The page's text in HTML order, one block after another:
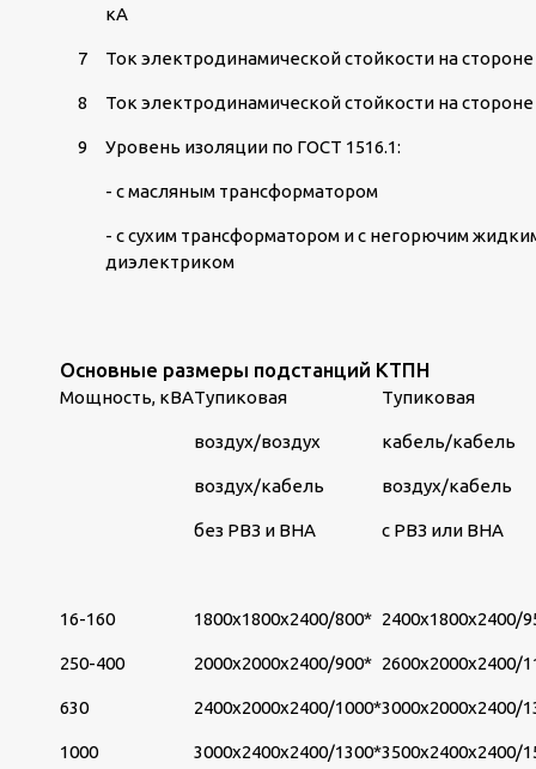
кА
7 Ток электродинамической стойкости на
8 Ток электродинамической стойкости на
9 Уровень изоляции по ГОСТ 1516.1:
- с масляным трансформатором
- с сухим трансформатором и с негорючим
диэлектриком
Основные размеры подстанций КТПН
Мощность, кВАТупиковая Тупиковая
воздух/воздух
воздух/кабель
без РВЗ и ВНА
кабель/кабель
воздух/кабель
с РВЗ или ВНА
16-160 1800х1800х2400/800* 2400х1800х2400/
250-400 2000х2000х2400/900* 2600х2000х2400/
630 2400х2000х2400/1000*3000х2000х2400/
1000 3000х2400х2400/1300*3500х2400х2400/